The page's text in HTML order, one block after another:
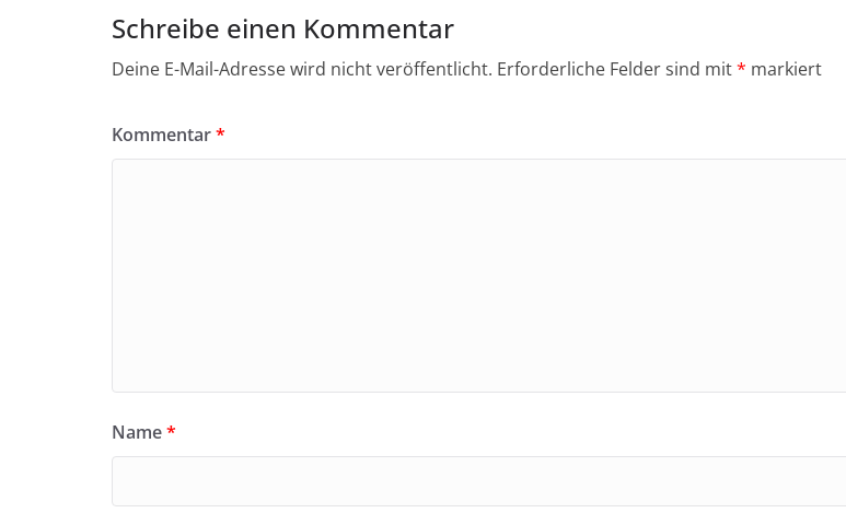
Schreibe einen Kommentar
Deine E-Mail-Adresse wird nicht veröffentlicht. Erforderliche Felder sind mit* markiert
Kommentar*
Name*